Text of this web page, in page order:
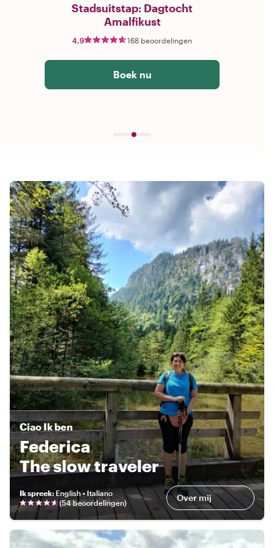
Stadsuitstap: Dagtocht
Amalfikust
4,9 168 beoordelingen
Boek nu
CiaoIk ben
Federica
The slow traveler
Ik spreek: English • Italiano
(54 beoordelingen) Over mij